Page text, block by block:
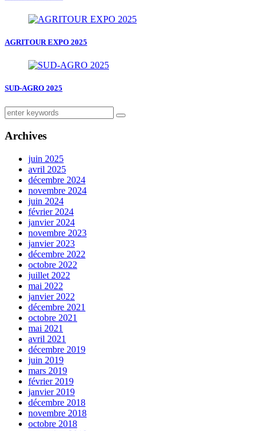
AGRITOUR EXPO 2025
SUD-AGRO 2025
Archives
juin 2025
avril 2025
décembre 2024
novembre 2024
juin 2024
février 2024
janvier 2024
novembre 2023
janvier 2023
décembre 2022
octobre 2022
juillet 2022
mai 2022
janvier 2022
décembre 2021
octobre 2021
mai 2021
avril 2021
décembre 2019
juin 2019
mars 2019
février 2019
janvier 2019
décembre 2018
novembre 2018
octobre 2018